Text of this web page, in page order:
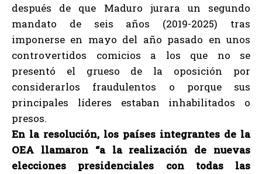
después de que Maduro jurara un segundo
mandato de seis años (2019-2025) tras
imponerse en mayo del año pasado en unos
controvertidos comicios a los que no se
presentó el grueso de la oposición por
considerarlos fraudulentos o porque sus
principales líderes estaban inhabilitados o
presos.
En la resolución, los países integrantes de la
OEA llamaron “a la realización de nuevas
elecciones presidenciales con todas las